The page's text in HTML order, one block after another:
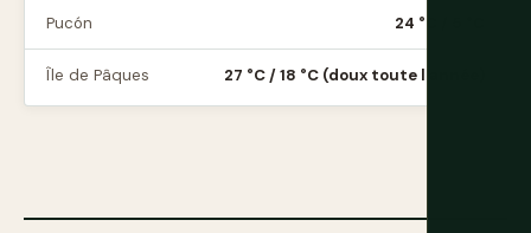
Pucón 24 °C / 5 °C
Île de Pâques 27 °C / 18 °C (doux toute l'année)